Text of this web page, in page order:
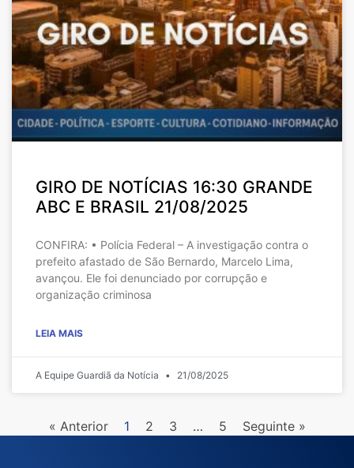
GIRO DE NOTÍCIAS 16:30 GRANDE
ABC E BRASIL 21/08/2025
CONFIRA: • Polícia Federal – A investigação contra o
prefeito afastado de São Bernardo, Marcelo Lima,
avançou. Ele foi denunciado por corrupção e
organização criminosa
LEIA MAIS
A Equipe Guardiã da Notícia 21/08/2025
« Anterior 1 2 3 … 5 Seguinte »